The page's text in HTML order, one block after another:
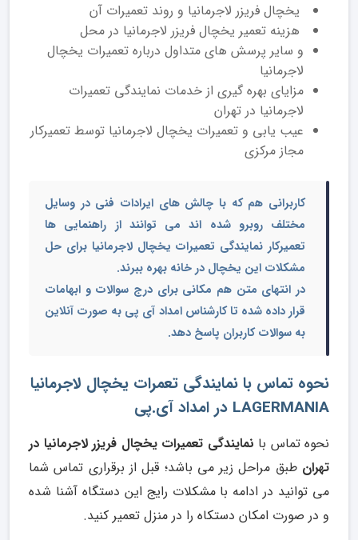
یخچال فریزر لاجرمانیا و روند تعمیرات آن
هزینه تعمیر یخچال فریزر لاجرمانیا در محل
و سایر پرسش های متداول درباره تعمیرات یخچال
لاجرمانیا
مزایای بهره گیری از خدمات نمایندگی تعمیرات
لاجرمانیا در تهران
عیب یابی و تعمیرات یخچال لاجرمانیا توسط تعمیرکار
مجاز مرکزی
کاربرانی هم که با چالش های ایرادات فنی در وسایل
مختلف روبرو شده اند می توانند از راهنمایی ها
تعمیرکار نمایندگی تعمیرات یخچال لاجرمانیا برای حل
مشکلات این یخچال در خانه بهره ببرند.
در انتهای متن هم مکانی برای درج سوالات و ابهامات
قرار داده شده تا کارشناس امداد آی پی به صورت آنلاین
به سوالات کاربران پاسخ دهد.
نحوه تماس با نمایندگی تعمرات یخچال لاجرمانیا
LAGERMANIA در امداد آی.پی
نحوه تماس با نمایندگی تعمیرات یخچال فریزر لاجرمانیا در
تهران طبق مراحل زیر می باشد؛ قبل از برقراری تماس شما
می توانید در ادامه با مشکلات رایج این دستگاه آشنا شده
و در صورت امکان دستکاه را در منزل تعمیر کنید.